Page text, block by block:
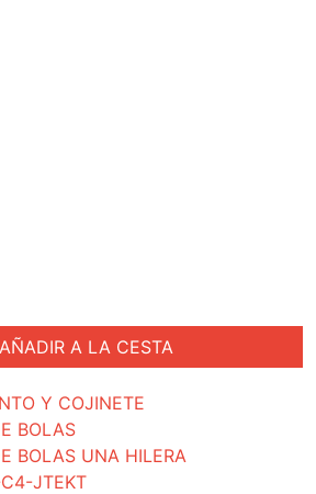
Y COJINETE
BOLAS
BOLAS UNA HILERA
JTEKT
AÑADIR A LA CESTA